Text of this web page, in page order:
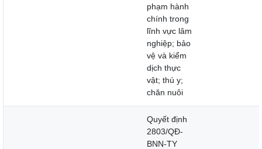
phạm hành
chính trong
lĩnh vực lâm
nghiệp; bảo
vệ và kiểm
dịch thực
vật; thú y;
chăn nuôi
Quyết định
2803/QĐ-
BNN-TY